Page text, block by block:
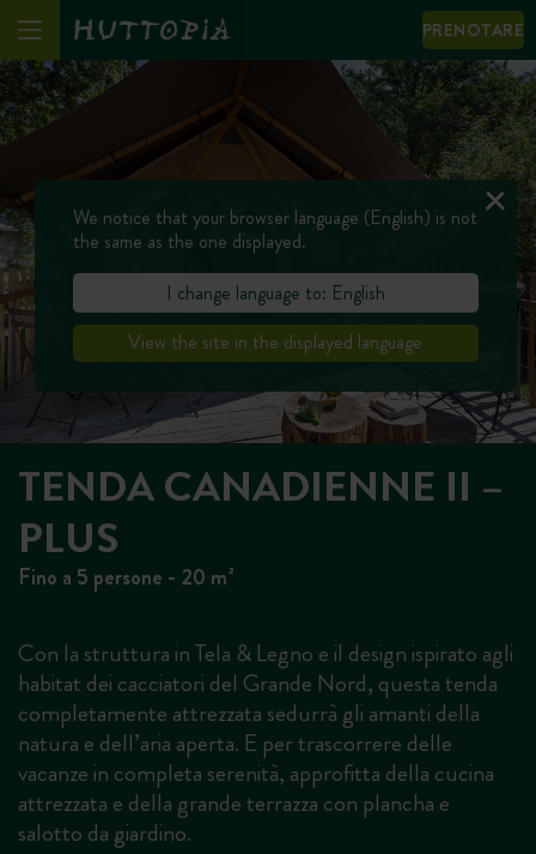
PRENOTARE
TENDA CANADIENNE II –
PLUS
Fino a 5 persone - 20 m²
Con la struttura in Tela & Legno e il design ispirato agli
habitat dei cacciatori del Grande Nord, questa tenda
completamente attrezzata sedurrà gli amanti della
natura e dell’aria aperta. E per trascorrere delle
vacanze in completa serenità, approfitta della cucina
attrezzata e della grande terrazza con plancha e
salotto da giardino.
We notice that your browser language (English) is not
the same as the one displayed.
I change language to: English
View the site in the displayed language